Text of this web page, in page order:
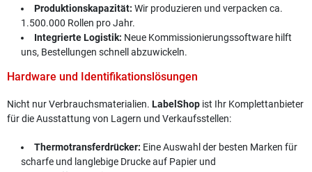
Produktionskapazität: Wir produzieren und verpacken ca.
1.500.000 Rollen pro Jahr.
Integrierte Logistik: Neue Kommissionierungssoftware hilft
uns, Bestellungen schnell abzuwickeln.
Hardware und Identifikationslösungen
Nicht nur Verbrauchsmaterialien. LabelShop ist Ihr Komplettanbieter
für die Ausstattung von Lagern und Verkaufsstellen:
Thermotransferdrücker: Eine Auswahl der besten Marken für
scharfe und langlebige Drucke auf Papier und